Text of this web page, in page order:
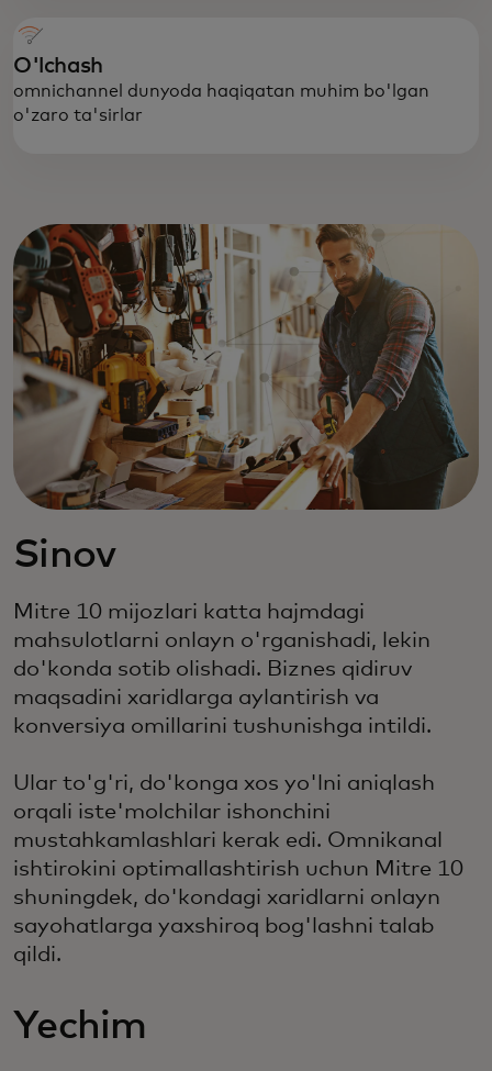
O'lchash
omnichannel dunyoda haqiqatan muhim bo'lgan
o'zaro ta'sirlar
Sinov
Mitre 10 mijozlari katta hajmdagi
mahsulotlarni onlayn o'rganishadi, lekin
do'konda sotib olishadi. Biznes qidiruv
maqsadini xaridlarga aylantirish va
konversiya omillarini tushunishga intildi.
Ular to'g'ri, do'konga xos yo'lni aniqlash
orqali iste'molchilar ishonchini
mustahkamlashlari kerak edi. Omnikanal
ishtirokini optimallashtirish uchun Mitre 10
shuningdek, do'kondagi xaridlarni onlayn
sayohatlarga yaxshiroq bog'lashni talab
qildi.
Yechim